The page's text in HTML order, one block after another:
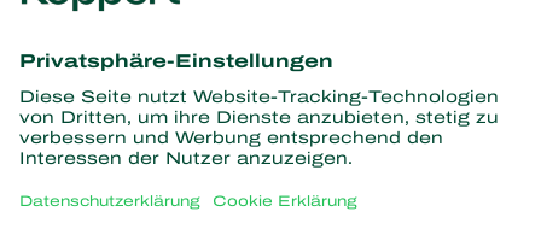
Partners with Nature
Raubmilben
Räuber